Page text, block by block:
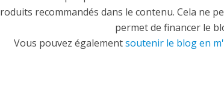
recommandés dans le contenu. Cela ne
permet de financer le
Vous pouvez égalementsoutenir le blog en